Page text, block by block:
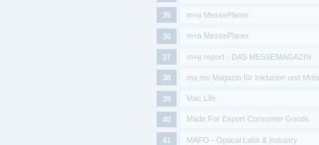
m+a MessePlaner
m+a MessePlaner
m+a report - DAS MESSEMAGAZIN
ma.mo Magazin für Inklusion und
Mac Life
Made For Export Consumer Goods
MAFO - Optical Labs & Industry